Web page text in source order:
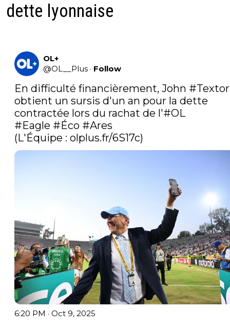
dette lyonnaise
OL+
@OL__Plus · Follow
En difficulté financièrement, John #Textor
obtient un sursis d'un an pour la dette
contractée lors du rachat de l'#OL
#Eagle #Éco #Ares
(L'Équipe : olplus.fr/6S17c)
6:20 PM · Oct 9, 2025